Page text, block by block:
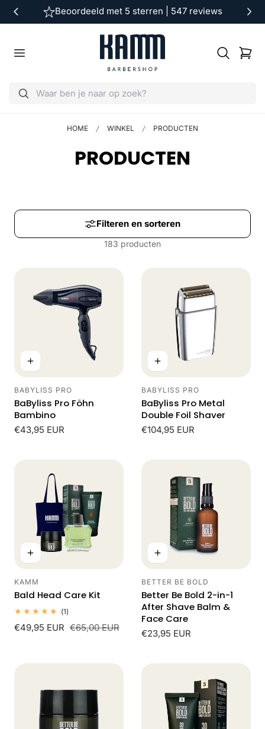
de inhoudBeoordeeld met 5 sterren | 547 reviews
HOME WINKEL PRODUCTEN
V
R
Z
M
E
L
N
G
PRODUCTEN
Filteren en sorteren
183 producten
Leverancier:
BABYLISS PRO
BaByliss Pro Föhn
Bambino
Normale
€43,95 EUR
Leverancier:
BABYLISS PRO
BaByliss Pro Metal
Double Foil Shaver
Normale
€104,95 EUR
Leverancier:
KAMM
Bald Head Care Kit
(1)1
beoordelingen
Verkoopprijs
€49,95 EUR Normale
€65,00 EUR
Leverancier:
BETTER BE BOLD
Better Be Bold 2-in-1
After Shave Balm &
Face Care
Normale
€23,95 EUR